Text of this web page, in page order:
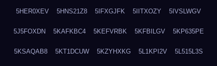
5HER0XEV 5HNS21Z8 5IFXGJFK 5IITXOZY 5IVSLWGV
5J5FOXDN 5KAFKBC4 5KEFVRBK 5KFBILGV 5KP635PE
5KSAQAB8 5KT1DCUW 5KZYHXKG 5L1KPI2V 5L515L3S